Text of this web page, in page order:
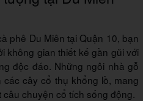
phê Du Miên tại Quận 10, bạn
không gian thiết kế gần gũi với
độc đáo. Những ngôi nhà gỗ
cây cổ thụ khổng lồ, mang
chuyện cổ tích sống động.